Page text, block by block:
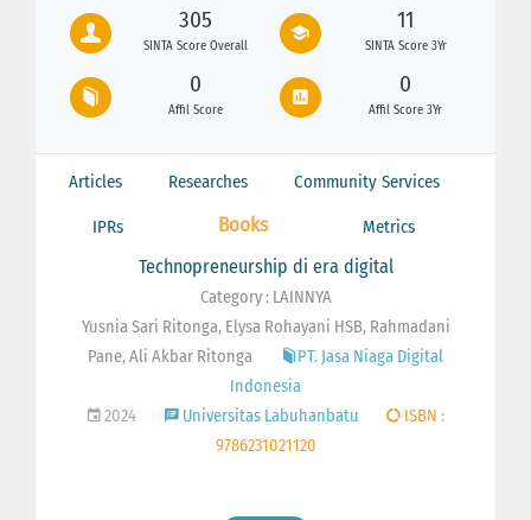
305
SINTA Score Overall
11
SINTA Score 3Yr
0
Affil Score
0
Affil Score 3Yr
Articles Researches Community Services
IPRs Books Metrics
Technopreneurship di era digital
Category : LAINNYA
Yusnia Sari Ritonga, Elysa Rohayani HSB, Rahmadani
Pane, Ali Akbar Ritonga
PT. Jasa Niaga Digital
Indonesia
2024
Universitas Labuhanbatu
ISBN :
9786231021120